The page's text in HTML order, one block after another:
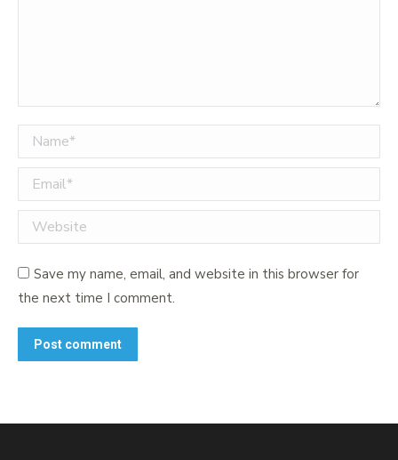
Name *
Email *
Website
Save my name, email, and website in this browser for
the next time I comment.
Post comment